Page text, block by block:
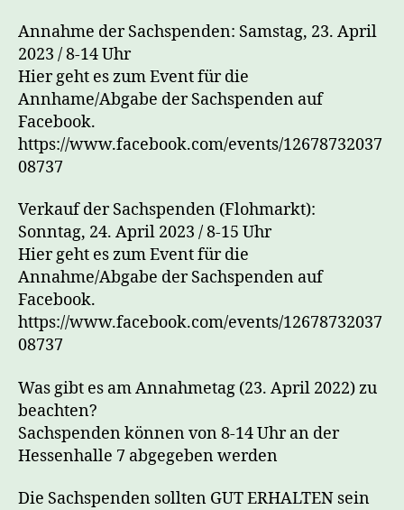
Annahme der Sachspenden: Samstag, 23. April
2023 / 8-14 Uhr
Hier geht es zum Event für die
Annhame/Abgabe der Sachspenden auf
Facebook.
https://www.facebook.com/events/12678732037
08737
Verkauf der Sachspenden (Flohmarkt):
Sonntag, 24. April 2023 / 8-15 Uhr
Hier geht es zum Event für die
Annahme/Abgabe der Sachspenden auf
Facebook.
https://www.facebook.com/events/12678732037
08737
Was gibt es am Annahmetag (23. April 2022) zu
beachten?
Sachspenden können von 8-14 Uhr an der
Hessenhalle 7 abgegeben werden
Die Sachspenden sollten GUT ERHALTEN sein